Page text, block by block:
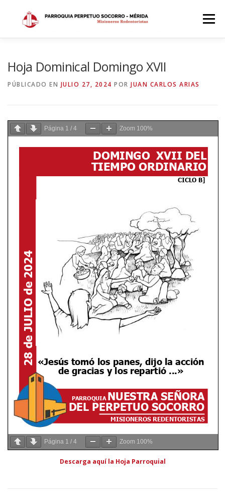
contenido
Menú
SACRAMENTOS CALENDARIO PARROQUIAL 2024
Hoja Dominical Domingo XVII
PÚBLICADO EN JULIO 27, 2024 POR JUAN CARLOS ARIAS
Página 1 / 4 Zoom 100%
Página 1 / 4 Zoom 100%
Descarga aquí la Hoja Parroquial